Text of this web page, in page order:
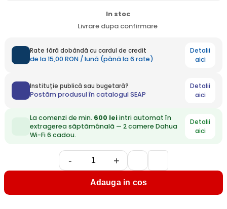
In stoc
Livrare dupa confirmare
Rate fără dobândă cu cardul de credit
de la 15,00 RON / lună (până la 6 rate)
Detalii
aici
Instituție publică sau bugetară?
Postăm produsul în catalogul SEAP
Detalii
aici
La comenzi de min. 600 leiintri automat în
extragerea săptămânală — 2 camere Dahua
Wi-Fi 6 cadou.
Detalii
aici
- +
Adauga in cos